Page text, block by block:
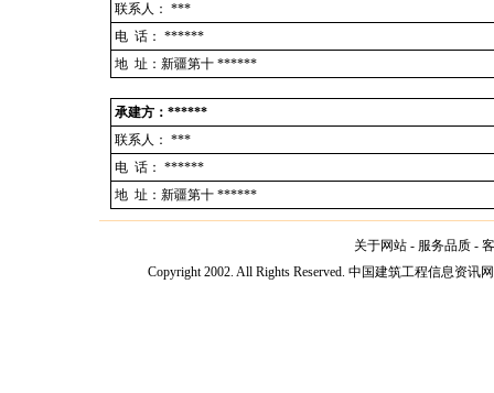
联系人： ***
电 话： ******
地 址：新疆第十 ******
承建方：******
联系人： ***
电 话： ******
地 址：新疆第十 ******
关于网站 - 服务品质 -
Copyright 2002. All Rights Reserved. 中国建筑工程信息资讯